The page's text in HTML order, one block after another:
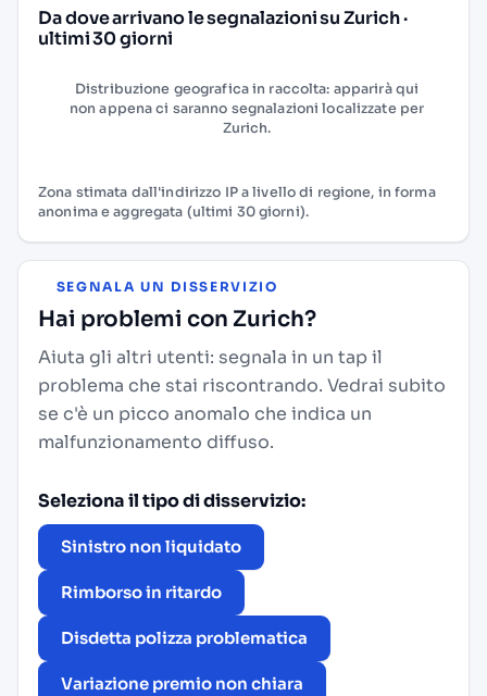
Da dove arrivano le segnalazioni su Zurich ·
ultimi 30 giorni
Distribuzione geografica in raccolta: apparirà qui
non appena ci saranno segnalazioni localizzate per
Zurich.
Zona stimata dall'indirizzo IP a livello di regione, in forma
anonima e aggregata (ultimi 30 giorni).
SEGNALA UN DISSERVIZIO
Hai problemi con Zurich?
Aiuta gli altri utenti: segnala in un tap il
problema che stai riscontrando. Vedrai subito
se c'è un picco anomalo che indica un
malfunzionamento diffuso.
Seleziona il tipo di disservizio:
Sinistro non liquidato
Rimborso in ritardo
Disdetta polizza problematica
Variazione premio non chiara